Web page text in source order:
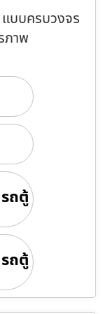
บบครบวงจร
ภาพ
ถตู้
ถตู้